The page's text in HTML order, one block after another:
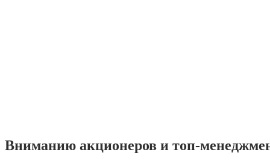
Вниманию акционеров и топ-